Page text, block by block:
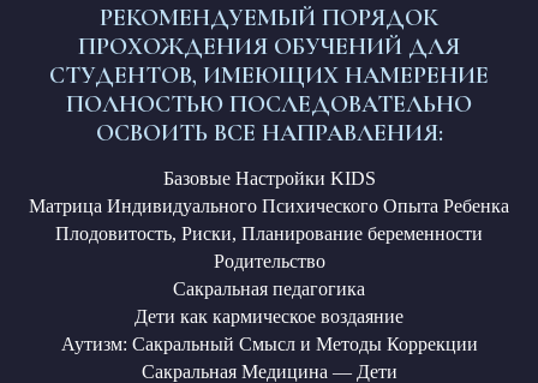
РЕКОМЕНДУЕМЫЙ ПОРЯДОК
ПРОХОЖДЕНИЯ ОБУЧЕНИЙ ДЛЯ
СТУДЕНТОВ, ИМЕЮЩИХ НАМЕРЕНИЕ
ПОЛНОСТЬЮ ПОСЛЕДОВАТЕЛЬНО
ОСВОИТЬ ВСЕ НАПРАВЛЕНИЯ:
Базовые Настройки KIDS
Матрица Индивидуального Психического Опыта Ребенка
Плодовитость, Риски, Планирование беременности
Родительство
Сакральная педагогика
Дети как кармическое воздаяние
Аутизм: Сакральный Смысл и Методы Коррекции
Сакральная Медицина — Дети
ВНИМАНИЕ!
Направления Медицинской
Сакралогии прежде всего учат
работать и взаимодействовать
со своим телом и здоровьем
на Тонком плане, что ни в коем случае
не исключает значимости
доказательной медицины